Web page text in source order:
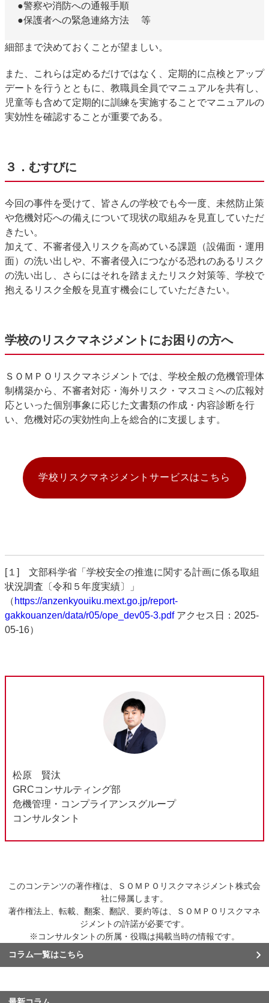
●警察や消防への通報手順
●保護者への緊急連絡方法 等
細部まで決めておくことが望ましい。
また、これらは定めるだけではなく、定期的に点検とアップ
デートを行うとともに、教職員全員でマニュアルを共有し、
児童等も含めて定期的に訓練を実施することでマニュアルの
実効性を確認することが重要である。
３．むすびに
今回の事件を受けて、皆さんの学校でも今一度、未然防止策
や危機対応への備えについて現状の取組みを見直していただ
きたい。
加えて、不審者侵入リスクを高めている課題（設備面・運用
面）の洗い出しや、不審者侵入につながる恐れのあるリスク
の洗い出し、さらにはそれを踏まえたリスク対策等、学校で
抱えるリスク全般を見直す機会にしていただきたい。
学校のリスクマネジメントにお困りの方へ
ＳＯＭＰＯリスクマネジメントでは、学校全般の危機管理体
制構築から、不審者対応・海外リスク・マスコミへの広報対
応といった個別事象に応じた文書類の作成・内容診断を行
い、危機対応の実効性向上を総合的に支援します。
学校リスクマネジメントサービスはこちら
[１] 文部科学省「学校安全の推進に関する計画に係る取組
状況調査〔令和５年度実績〕」
（ https://anzenkyouiku.mext.go.jp/report-
gakkouanzen/data/r05/ope_dev05-3.pdfアクセス日：2025-
05-16）
松原 賢汰
GRCコンサルティング部
危機管理・コンプライアンスグループ
コンサルタント
このコンテンツの著作権は、ＳＯＭＰＯリスクマネジメント株式会
社に帰属します。
著作権法上、転載、翻案、翻訳、要約等は、ＳＯＭＰＯリスクマネ
ジメントの許諾が必要です。
※コンサルタントの所属・役職は掲載当時の情報です。
コラム一覧はこちら